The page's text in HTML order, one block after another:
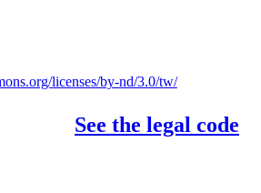
licenses/by-nd/3.0/tw/
See the legal code